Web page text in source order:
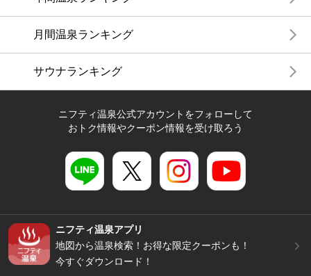
月間温泉ランキング
サウナランキング
ニフティ温泉公式アカウントをフォローして
おトク情報やクーポン情報を受け取ろう
ニフティ温泉アプリ
地図から温泉検索！お得な限定クーポンも！
今すぐダウンロード！